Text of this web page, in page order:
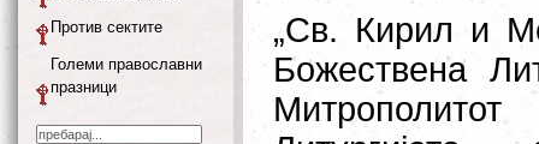
„Св. Кирил и
Божествена
Против сектите
Големи православни
празници